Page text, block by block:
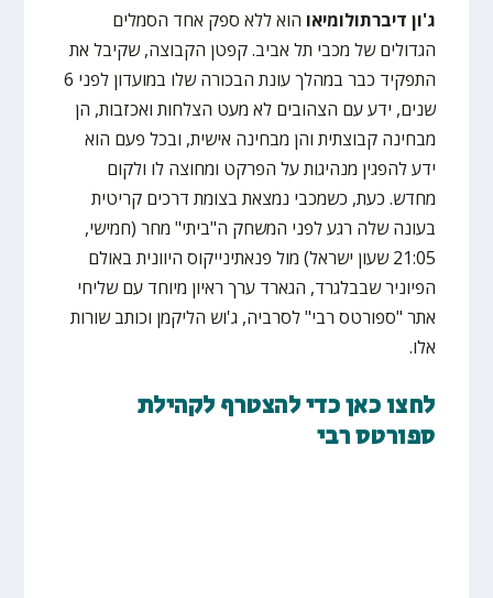
ג'ון דיברתולומיאו הוא ללא ספק אחד הסמלים
הגדולים של מכבי תל אביב. קפטן הקבוצה, שקיבל את
התפקיד כבר במהלך עונת הבכורה שלו במועדון לפני 6
שנים, ידע עם הצהובים לא מעט הצלחות ואכזבות, הן
מבחינה קבוצתית והן מבחינה אישית, ובכל פעם הוא
ידע להפגין מנהיגות על הפרקט ומחוצה לו ולקום
מחדש. כעת, כשמכבי נמצאת בצומת דרכים קריטית
בעונה שלה רגע לפני המשחק ה"ביתי" מחר (חמישי,
21:05 שעון ישראל) מול פנאתינייקוס היוונית באולם
הפיוניר שבבלגרד, הגארד ערך ראיון מיוחד עם שליחי
אתר "ספורטס רבי" לסרביה, ג'וש הליקמן וכותב שורות
אלו.
לחצו כאן כדי להצטרף לקהילת
ספורטס רבי